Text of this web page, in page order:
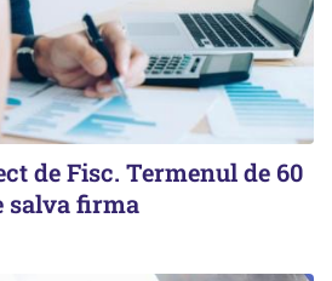
de Fisc. Termenul de 60
salva firma